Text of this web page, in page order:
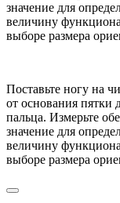
значение для
величину
выборе размера
Поставьте ногу на
от основания пятки
пальца. Измерьте
значение для
величину
выборе размера